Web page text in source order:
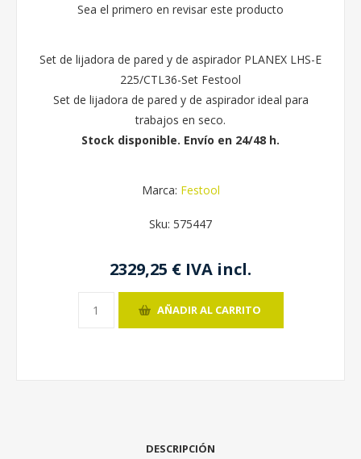
Sea el primero en revisar este producto
Set de lijadora de pared y de aspirador PLANEX LHS-E
225/CTL36-Set Festool
Set de lijadora de pared y de aspirador ideal para
trabajos en seco.
Stock disponible. Envío en 24/48 h.
Marca: Festool
Sku: 575447
2329,25 € IVA incl.
AÑADIR AL CARRITO
DESCRIPCIÓN